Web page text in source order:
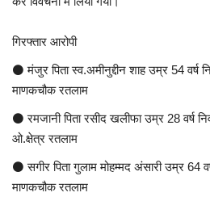
गिरफ्तार आरोपी
⚫ मंजुर पिता स्व.अमीनुद्दीन शाह उम्र 54 वर्ष
माणकचौक रतलाम
⚫ रमजानी पिता रसीद खलीफा उम्र 28 वर्ष
ओ.क्षेत्र रतलाम
⚫ सगीर पिता गुलाम मोहम्मद अंसारी उम्र 64
माणकचौक रतलाम